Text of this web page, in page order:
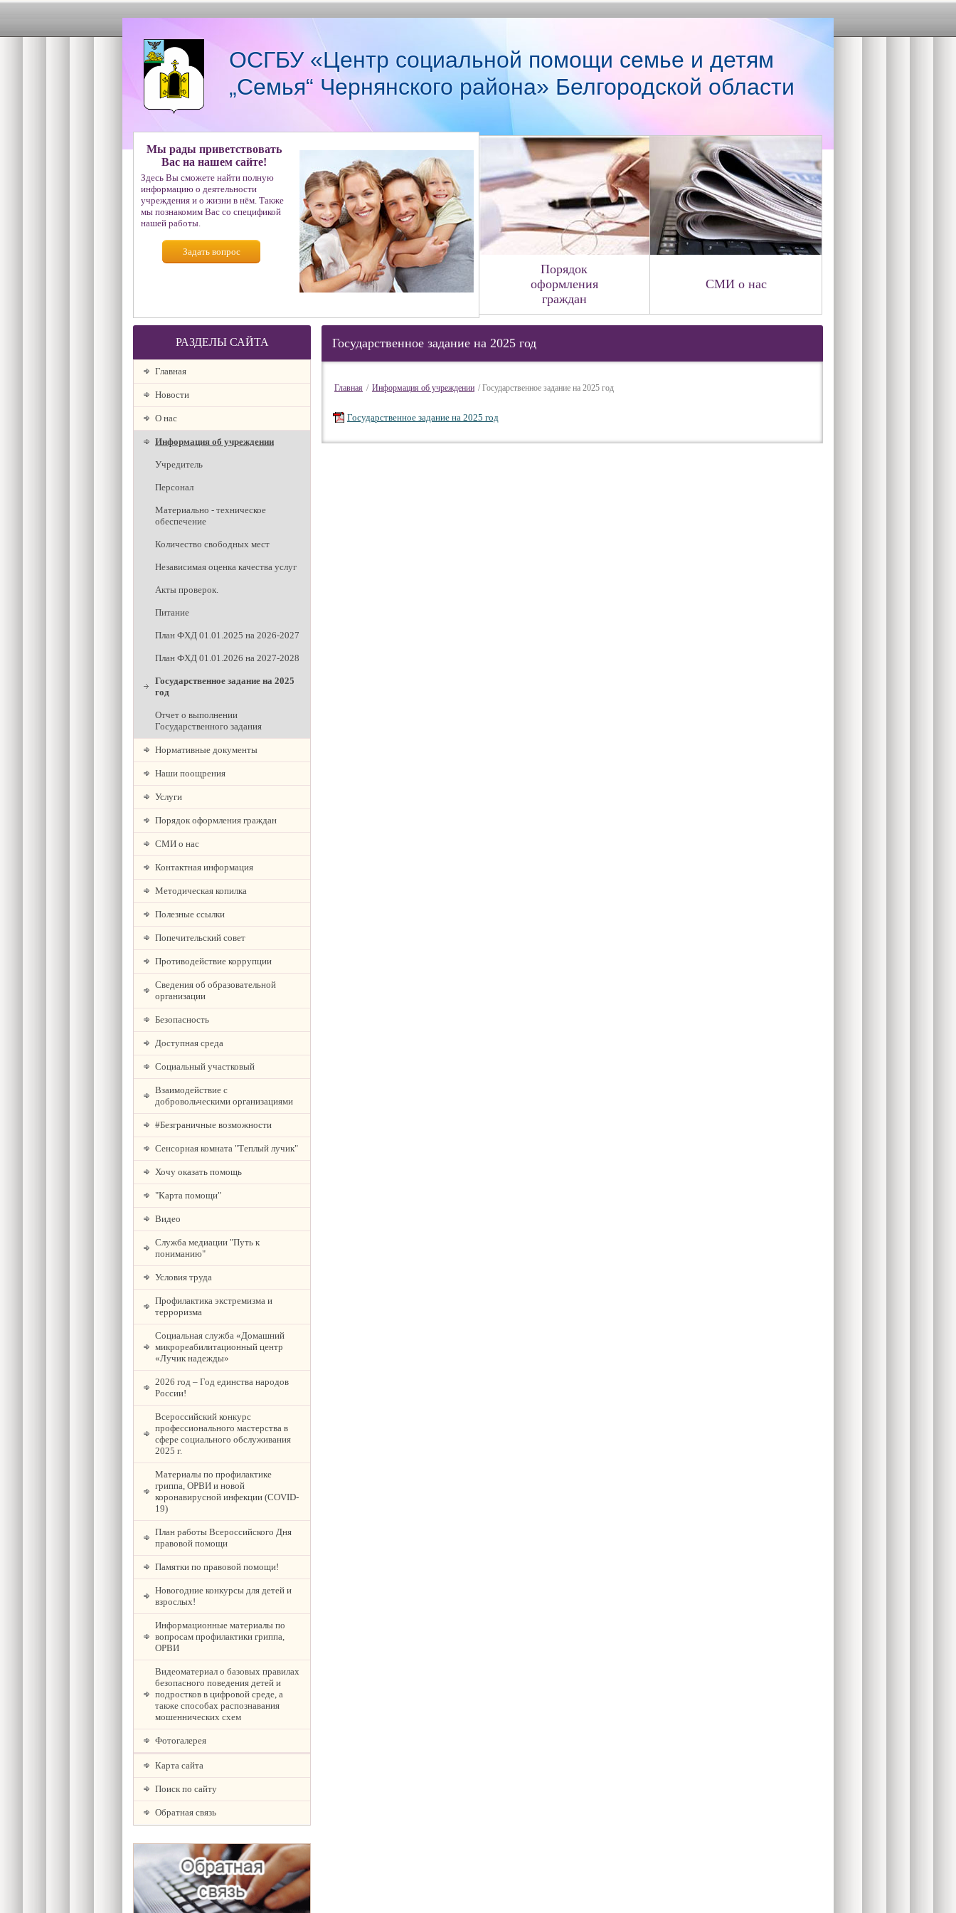
ОСГБУ «Центр социальной помощи семье и детям
„Семья“ Чернянского района» Белгородской области
Мы рады приветствовать
Вас на нашем сайте!
Здесь Вы сможете найти полную
информацию о деятельности
учреждения и о жизни в нём. Также
мы познакомим Вас со спецификой
нашей работы.
Задать вопрос
Порядок
оформления
граждан
СМИ о нас
РАЗДЕЛЫ САЙТА
Главная
Новости
О наc
Информация об учреждении
Учредитель
Персонал
Материально - техническое
обеспечение
Количество свободных мест
Независимая оценка качества услуг
Акты проверок.
Питание
План ФХД 01.01.2025 на 2026-2027
План ФХД 01.01.2026 на 2027-2028
Государственное задание на 2025
год
Отчет о выполнении
Государственного задания
Нормативные документы
Наши поощрения
Услуги
Порядок оформления граждан
СМИ о нас
Контактная информация
Методическая копилка
Полезные ссылки
Попечительский совет
Противодействие коррупции
Сведения об образовательной
организации
Безопасность
Доступная среда
Социальный участковый
Взаимодействие с
добровольческими организациями
#Безграничные возможности
Сенсорная комната "Теплый лучик"
Хочу оказать помощь
"Карта помощи"
Видео
Служба медиации "Путь к
пониманию"
Условия труда
Профилактика экстремизма и
терроризма
Социальная служба «Домашний
микрореабилитационный центр
«Лучик надежды»
2026 год – Год единства народов
России!
Всероссийский конкурс
профессионального мастерства в
сфере социального обслуживания
2025 г.
Материалы по профилактике
гриппа, ОРВИ и новой
коронавирусной инфекции (COVID-
19)
План работы Всероссийского Дня
правовой помощи
Памятки по правовой помощи!
Новогодние конкурсы для детей и
взрослых!
Информационные материалы по
вопросам профилактики гриппа,
ОРВИ
Видеоматериал о базовых правилах
безопасного поведения детей и
подростков в цифровой среде, а
также способах распознавания
мошеннических схем
Фотогалерея
Карта сайта
Поиск по сайту
Обратная связь
Государственное задание на 2025 год
Главная / Информация об учреждении / Государственное задание на 2025 год
Государственное задание на 2025 год